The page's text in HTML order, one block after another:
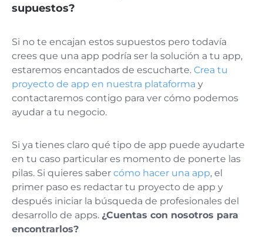
supuestos?
Si no te encajan estos supuestos pero todavía
crees que una app podría ser la solución a tu app,
estaremos encantados de escucharte. Crea tu
proyecto de app en nuestra plataforma y
contactaremos contigo para ver cómo podemos
ayudar a tu negocio.
Si ya tienes claro qué tipo de app puede ayudarte
en tu caso particular es momento de ponerte las
pilas. Si quieres saber cómo hacer una app, el
primer paso es redactar tu proyecto de app y
después iniciar la búsqueda de profesionales del
desarrollo de apps. ¿Cuentas con nosotros para
encontrarlos?